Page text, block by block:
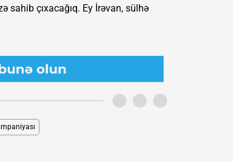
sahib çıxacağıq. Ey İrəvan, sülhə